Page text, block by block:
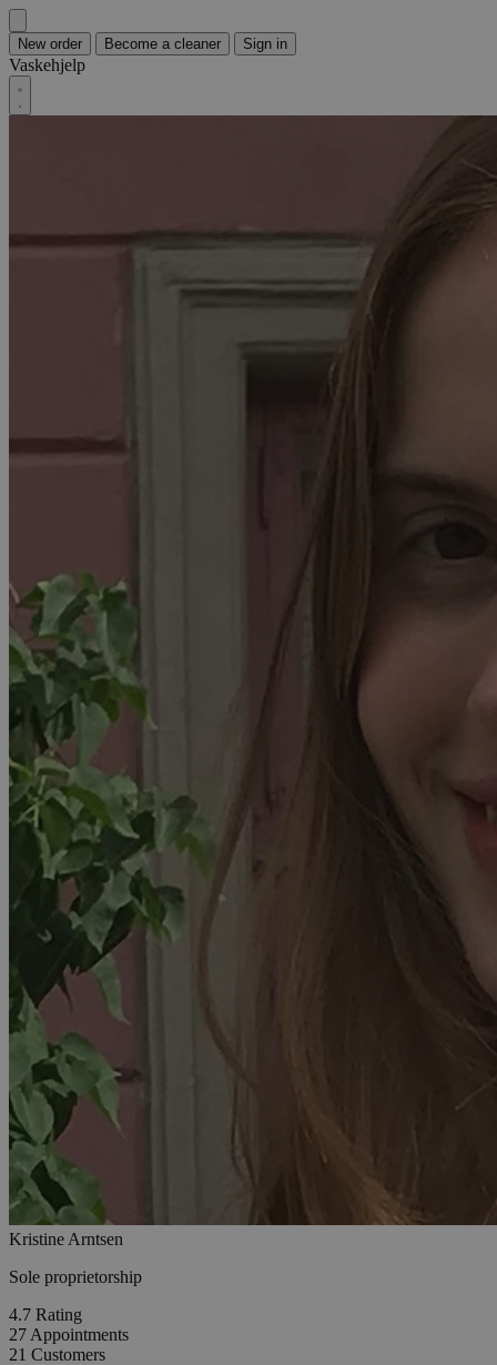
New order Become a cleaner Sign in
Vaskehjelp
Kristine Arntsen
Sole proprietorship
4.7 Rating
27 Appointments
21 Customers